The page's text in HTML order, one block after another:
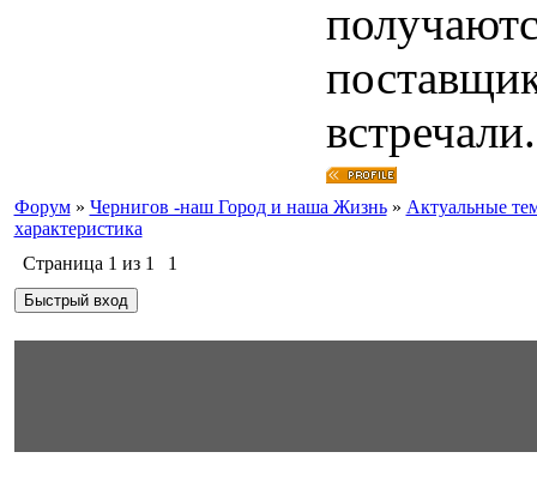
встречали.
Форум » Чернигов -наш Город и наша Жизнь » Актуальные
характеристика
Страница 1 из 1 1